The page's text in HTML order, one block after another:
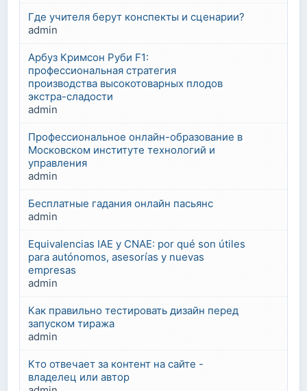
Где учителя берут конспекты и сценарии?
admin
Арбуз Кримсон Руби F1:
профессиональная стратегия
производства высокотоварных плодов
экстра-сладости
admin
Профессиональное онлайн-образование в
Московском институте технологий и
управления
admin
Бесплатные гадания онлайн пасьянс
admin
Equivalencias IAE y CNAE: por qué son útiles
para autónomos, asesorías y nuevas
empresas
admin
Как правильно тестировать дизайн перед
запуском тиража
admin
Кто отвечает за контент на сайте -
владелец или автор